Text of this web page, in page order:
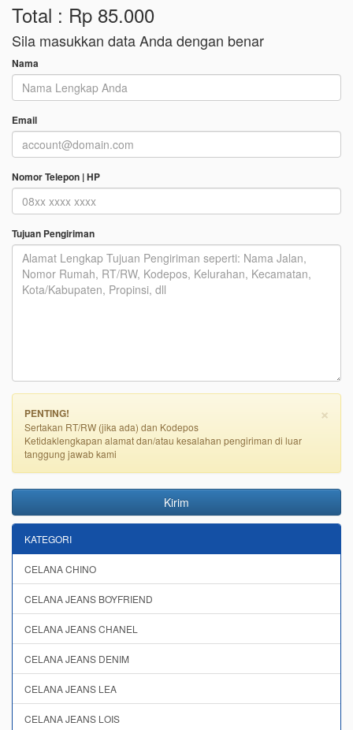
Total : Rp 85.000
Sila masukkan data Anda dengan benar
Nama
Email
Nomor Telepon | HP
Tujuan Pengiriman
×
PENTING!
Sertakan RT/RW (jika ada) dan Kodepos
Ketidaklengkapan alamat dan/atau kesalahan pengiriman di luar
tanggung jawab kami
Kirim
KATEGORI
CELANA CHINO
CELANA JEANS BOYFRIEND
CELANA JEANS CHANEL
CELANA JEANS DENIM
CELANA JEANS LEA
CELANA JEANS LOIS